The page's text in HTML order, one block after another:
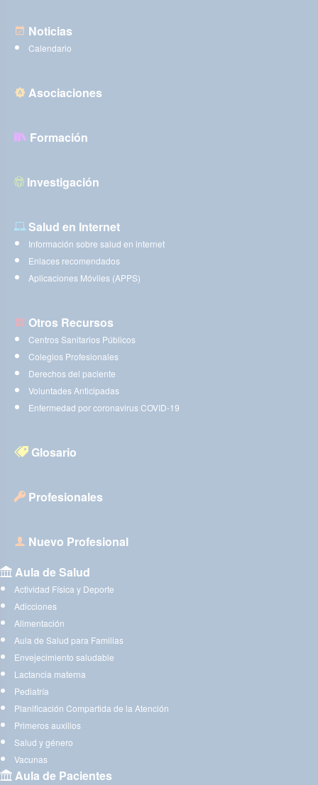
Noticias
Calendario
Asociaciones
Formación
Investigación
Salud en Internet
Información sobre salud en internet
Enlaces recomendados
Aplicaciones Móviles (APPS)
Otros Recursos
Centros Sanitarios Públicos
Colegios Profesionales
Derechos del paciente
Voluntades Anticipadas
Enfermedad por coronavirus COVID-19
Glosario
Profesionales
Nuevo Profesional
Aula de Salud
Actividad Física y Deporte
Adicciones
Alimentación
Aula de Salud para Familias
Envejecimiento saludable
Lactancia materna
Pediatría
Planificación Compartida de la Atención
Primeros auxilios
Salud y género
Vacunas
Aula de Pacientes